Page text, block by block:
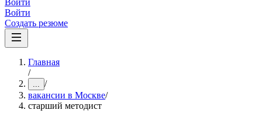
Войти
Войти
Создать резюме
Главная
/
... /
вакансии в Москве/
старший методист